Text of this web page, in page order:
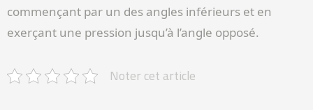
commençant par un des angles inférieurs et en
exerçant une pression jusqu’à l’angle opposé.
Noter cet article